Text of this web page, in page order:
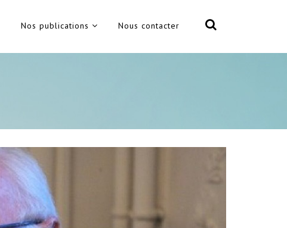
Nos publications Nous contacter